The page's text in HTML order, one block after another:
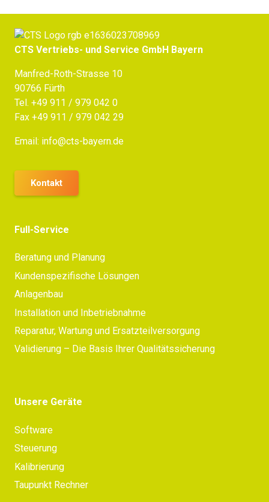
CTS Vertriebs- und Service GmbH Bayern
Manfred-Roth-Strasse 10
90766 Fürth
Tel. +49 911 / 979 042 0
Fax +49 911 / 979 042 29
Email: info@cts-bayern.de
Kontakt
Full-Service
Beratung und Planung
Kundenspezifische Lösungen
Anlagenbau
Installation und Inbetriebnahme
Reparatur, Wartung und Ersatzteilversorgung
Validierung – Die Basis Ihrer Qualitätssicherung
Unsere Geräte
Software
Steuerung
Kalibrierung
Taupunkt Rechner